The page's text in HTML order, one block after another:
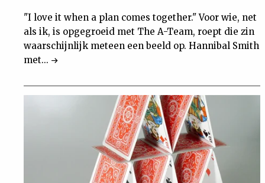
"I love it when a plan comes together." Voor wie, net
als ik, is opgegroeid met The A-Team, roept die zin
waarschijnlijk meteen een beeld op. Hannibal Smith
met...